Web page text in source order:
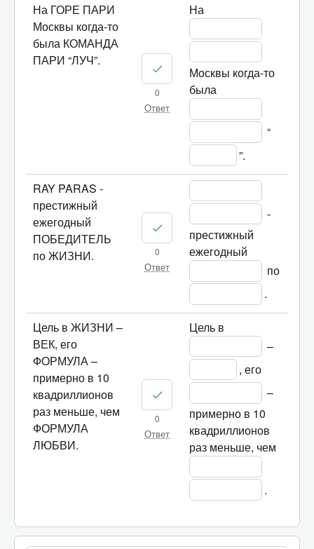
На ГОРЕ ПАРИ
Москвы когда-то
была КОМАНДА
ПАРИ “ЛУЧ”.
0
Ответ
На
Москвы когда-то
была
“
”.
RAY PARAS -
престижный
ежегодный
ПОБЕДИТЕЛЬ
по ЖИЗНИ.
0
Ответ
-
престижный
ежегодный
по
.
Цель в ЖИЗНИ –
ВЕК, его
ФОРМУЛА –
примерно в 10
квадриллионов
раз меньше, чем
ФОРМУЛА
ЛЮБВИ.
0
Ответ
Цель в
–
, его
–
примерно в 10
квадриллионов
раз меньше, чем
.